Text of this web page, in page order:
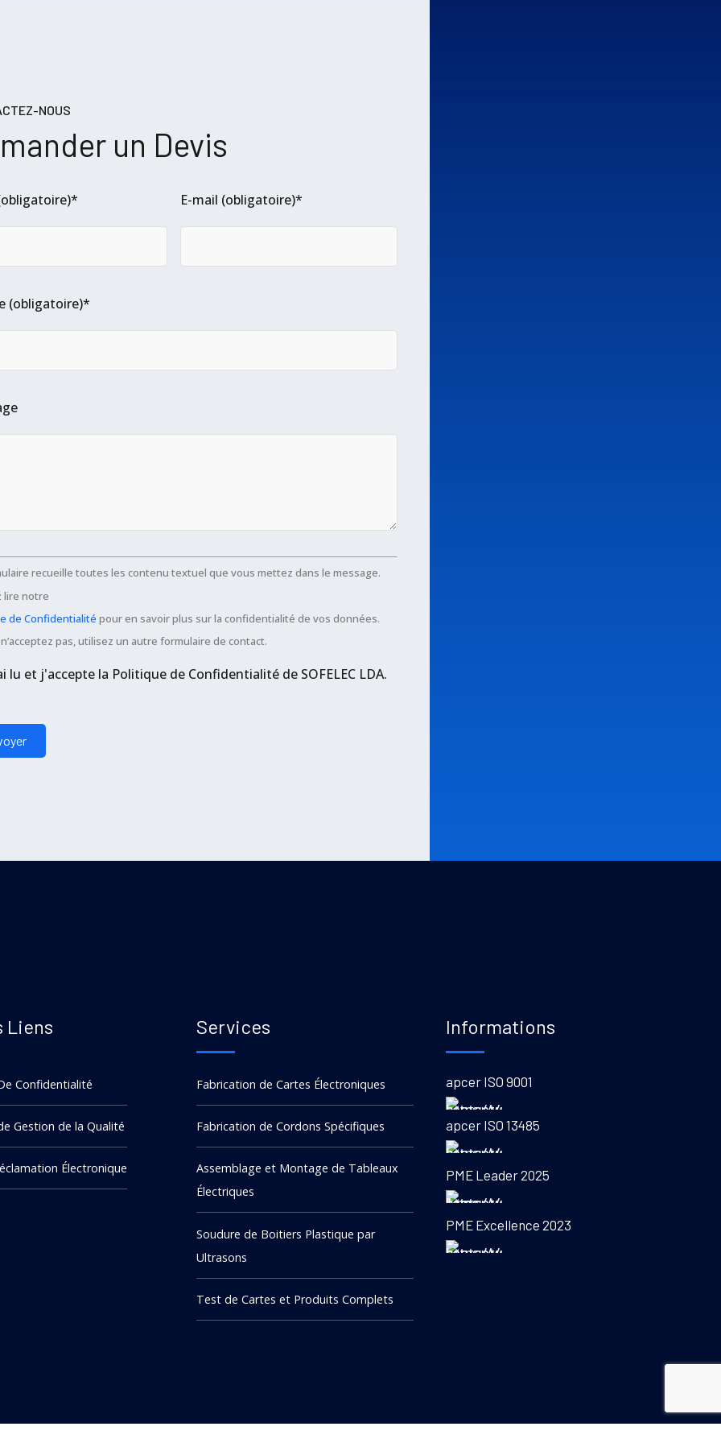
NOUS
un Devis
E-mail (obligatoire)*
(obligatoire)*
recueille toutes les contenu textuel que vous mettez dans le message.
lire notre
de Confidentialité pour en savoir plus sur la confidentialité de vos données.
pas, utilisez un autre formulaire de contact.
lu et j'accepte la Politique de Confidentialité de SOFELEC LDA.
Liens
Confidentialité
Gestion de la Qualité
Électronique
Services
Fabrication de Cartes Électroniques
Fabrication de Cordons Spécifiques
Assemblage et Montage de Tableaux
Électriques
Soudure de Boitiers Plastique par
Ultrasons
Test de Cartes et Produits Complets
Informations
apcer ISO 9001
apcer ISO 13485
PME Leader 2025
PME Excellence 2023